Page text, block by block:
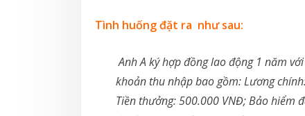
Tình huống đặt ra như sau:
Anh A ký hợp đồng lao động 1 năm
khoản thu nhập bao gồm: Lương
Tiền thưởng: 500.000 VNĐ; Bảo hiểm